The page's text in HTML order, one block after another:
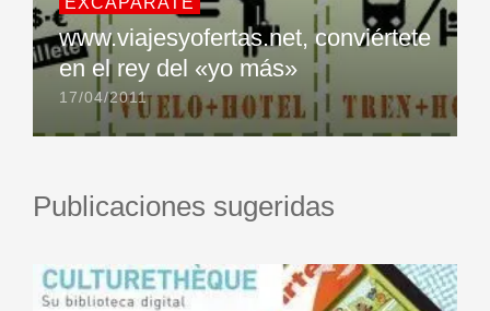
www.viajesyofertas.net, conviértete
en el rey del «yo más»
17/04/2011
Publicaciones sugeridas